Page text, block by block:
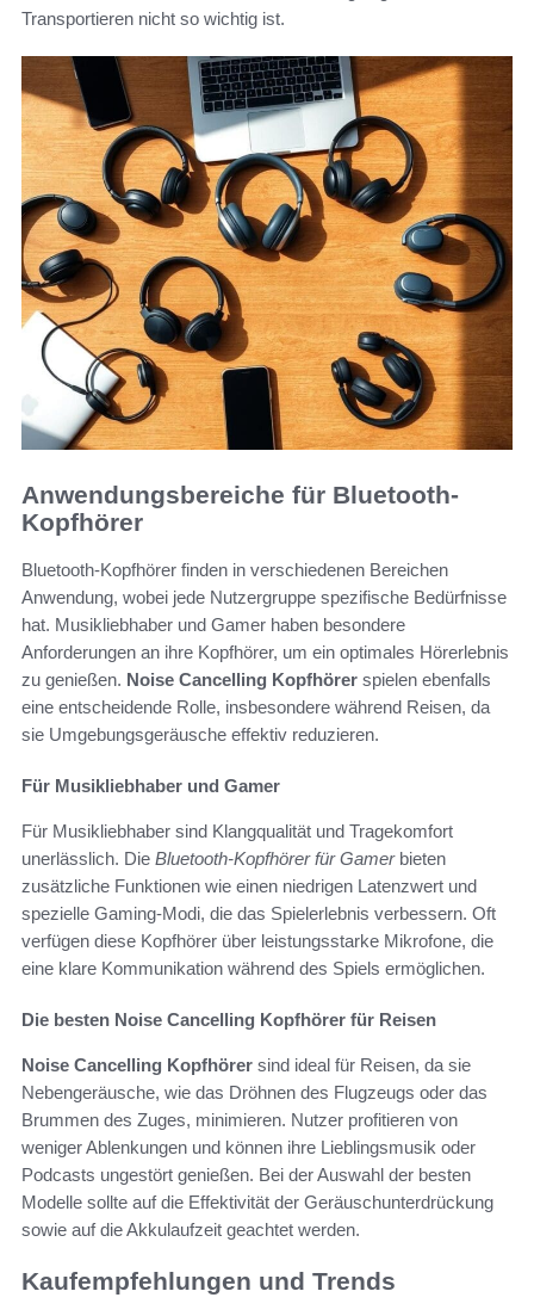
Transportieren nicht so wichtig ist.
Anwendungsbereiche für Bluetooth-
Kopfhörer
Bluetooth-Kopfhörer finden in verschiedenen Bereichen
Anwendung, wobei jede Nutzergruppe spezifische Bedürfnisse
hat. Musikliebhaber und Gamer haben besondere
Anforderungen an ihre Kopfhörer, um ein optimales Hörerlebnis
zu genießen. Noise Cancelling Kopfhörer spielen ebenfalls
eine entscheidende Rolle, insbesondere während Reisen, da
sie Umgebungsgeräusche effektiv reduzieren.
Für Musikliebhaber und Gamer
Für Musikliebhaber sind Klangqualität und Tragekomfort
unerlässlich. Die Bluetooth-Kopfhörer für Gamerbieten
zusätzliche Funktionen wie einen niedrigen Latenzwert und
spezielle Gaming-Modi, die das Spielerlebnis verbessern. Oft
verfügen diese Kopfhörer über leistungsstarke Mikrofone, die
eine klare Kommunikation während des Spiels ermöglichen.
Die besten Noise Cancelling Kopfhörer für Reisen
Noise Cancelling Kopfhörer sind ideal für Reisen, da sie
Nebengeräusche, wie das Dröhnen des Flugzeugs oder das
Brummen des Zuges, minimieren. Nutzer profitieren von
weniger Ablenkungen und können ihre Lieblingsmusik oder
Podcasts ungestört genießen. Bei der Auswahl der besten
Modelle sollte auf die Effektivität der Geräuschunterdrückung
sowie auf die Akkulaufzeit geachtet werden.
Kaufempfehlungen und Trends